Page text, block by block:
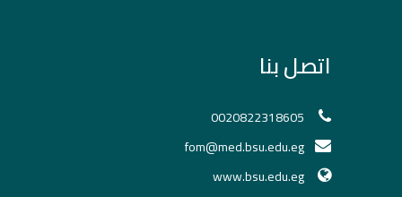
اتصل بنا
0020822318605
fom@med.bsu.edu.eg
www.bsu.edu.eg